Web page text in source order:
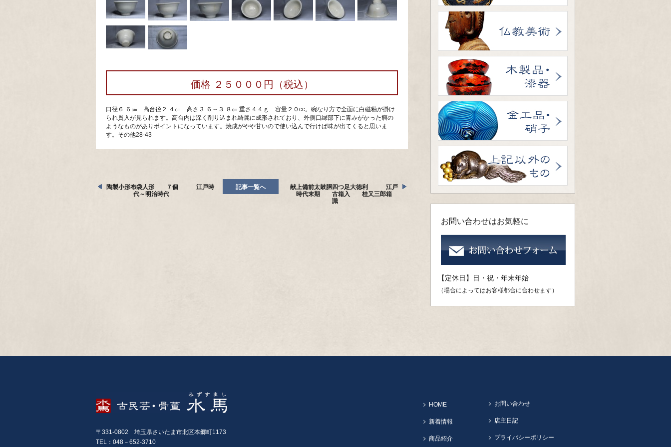
価格 ２５０００円（税込）
口径６.６㎝ 高台径２.４㎝ 高さ３.６～３.８㎝ 重さ４４ｇ 容量２０cc。碗なり方で全面に白磁釉が掛け
られ貫入が見られます。高台内は深く削り込まれ綺麗に成形されており、外側口縁部下に青みがかった瘤の
ようなものがありポイントになっています。焼成がやや甘いので使い込んで行けば味が出てくると思いま
す。その他28-43
陶製小形布袋人形 ７個 江戸時
代～明治時代
記事一覧へ
献上備前太鼓胴四つ足大徳利 江戸
時代末期 古箱入 桂又三郎箱
識
お問い合わせはお気軽に
【定休日】日・祝・年末年始
（場合によってはお客様都合に合わせます）
〒331-0802 埼玉県さいたま市北区本郷町1173
TEL：048－652-3710
HOME
新着情報
商品紹介
お問い合わせ
店主日記
プライバシーポリシー